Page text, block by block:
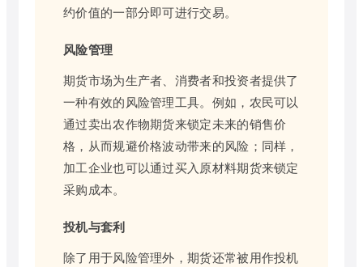
约价值的一部分即可进行交易。
风险管理
期货市场为生产者、消费者和投资者提供了
一种有效的风险管理工具。例如，农民可以
通过卖出农作物期货来锁定未来的销售价
格，从而规避价格波动带来的风险；同样，
加工企业也可以通过买入原材料期货来锁定
采购成本。
投机与套利
除了用于风险管理外，期货还常被用作投机